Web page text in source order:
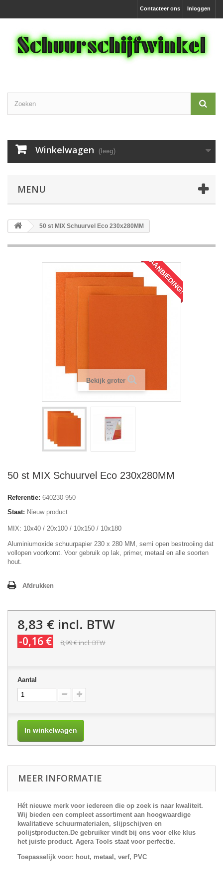
Inloggen
Contacteer ons
Winkelwagen (leeg)
MENU
50 st MIX Schuurvel Eco 230x280MM
AANBIEDING!
Bekijk groter
50 st MIX Schuurvel Eco 230x280MM
Referentie: 640230-950
Staat: Nieuw product
MIX: 10x40 / 20x100 / 10x150 / 10x180
Aluminiumoxide schuurpapier 230 x 280 MM, semi open bestrooiing dat
vollopen voorkomt. Voor gebruik op lak, primer, metaal en alle soorten
hout.
Afdrukken
8,83 € incl. BTW
-0,16 € 8,99 €incl. BTW
Aantal
In winkelwagen
MEER INFORMATIE
Hét nieuwe merk voor iedereen die op zoek is naar kwaliteit.
Wij bieden een compleet assortiment aan hoogwaardige
kwalitatieve schuurmaterialen, slijpschijven en
polijstproducten.De gebruiker vindt bij ons voor elke klus
het juiste product. Agera Tools staat voor perfectie.
Toepasselijk voor: hout, metaal, verf, PVC